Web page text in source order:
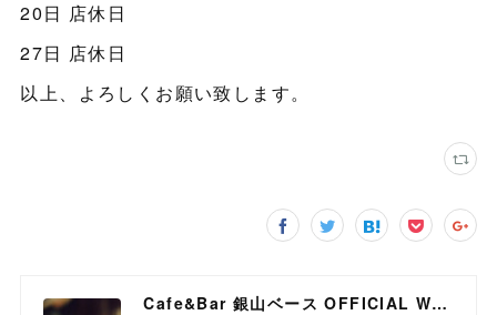
20日 店休日
27日 店休日
以上、よろしくお願い致します。
Cafe&Bar 銀山ベース OFFICIAL WEB SITE